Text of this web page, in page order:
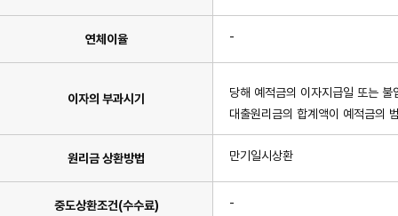
연체이율 -
이자의 부과시기
당해 예적금의 이자지급일 또는
대출원리금의 합계액이 예적금의
원리금 상환방법 만기일시상환
중도상환조건(수수료) -